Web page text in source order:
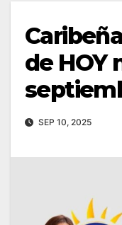
de HOY
SEP 10, 2025